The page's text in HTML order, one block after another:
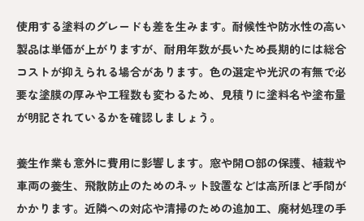
使用する塗料のグレードも差を生みます。耐候性や防水性の高い
製品は単価が上がりますが、耐用年数が長いため長期的には総合
コストが抑えられる場合があります。色の選定や光沢の有無で必
要な塗膜の厚みや工程数も変わるため、見積りに塗料名や塗布量
が明記されているかを確認しましょう。
養生作業も意外に費用に影響します。窓や開口部の保護、植栽や
車両の養生、飛散防止のためのネット設置などは高所ほど手間が
かかります。近隣への対応や清掃のための追加工、廃材処理の手